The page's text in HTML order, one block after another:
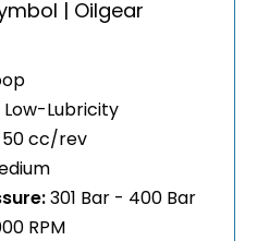
Low-Lubricity
50 cc/rev
301 Bar - 400 Bar
RPM